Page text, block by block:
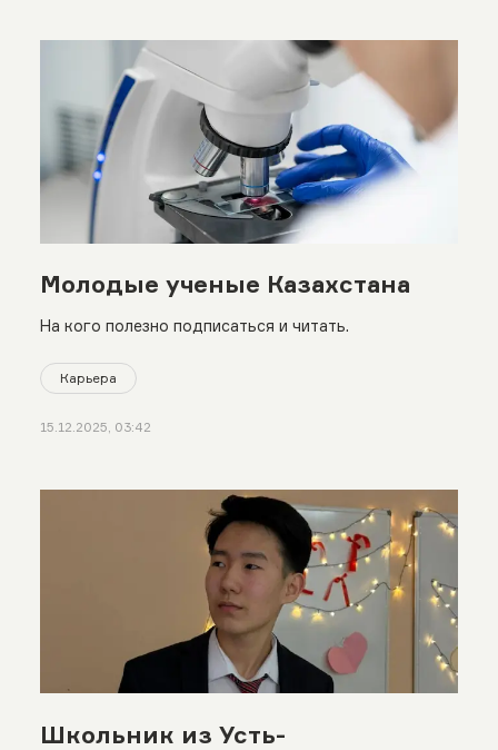
Молодые ученые Казахстана
На кого полезно подписаться и читать.
Карьера
15.12.2025, 03:42
Школьник из Усть-